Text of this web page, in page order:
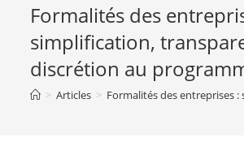
Formalités des
simplification,
discrétion au
> Articles > Formalités des entreprises